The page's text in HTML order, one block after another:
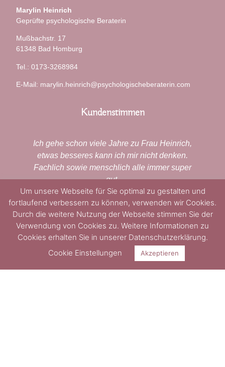
Marylin Heinrich
Geprüfte psychologische Beraterin
Mußbachstr. 17
61348 Bad Homburg
Tel.: 0173-3268984
E-Mail: marylin.heinrich@psychologischeberaterin.com
Kundenstimmen
Ich gehe schon viele Jahre zu Frau Heinrich,
etwas besseres kann ich mir nicht denken.
Fachlich sowie menschlich alle immer super
gut.
Petra F. Oberursel
und
Um unsere Webseite für Sie optimal zu gestalten und
fortlaufend verbessern zu können, verwenden wir Cookies.
Durch die weitere Nutzung der Webseite stimmen Sie der
Verwendung von Cookies zu. Weitere Informationen zu
Cookies erhalten Sie in unserer Datenschutzerklärung.
Cookie Einstellungen
Akzeptieren